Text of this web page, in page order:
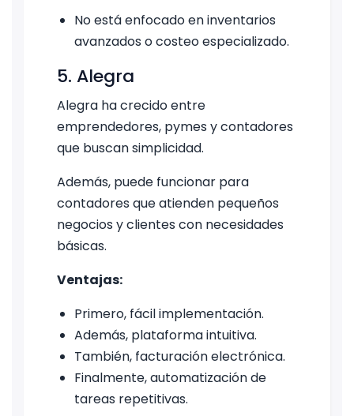
No está enfocado en inventarios
avanzados o costeo especializado.
5. Alegra
Alegra ha crecido entre
emprendedores, pymes y contadores
que buscan simplicidad.
Además, puede funcionar para
contadores que atienden pequeños
negocios y clientes con necesidades
básicas.
Ventajas:
Primero, fácil implementación.
Además, plataforma intuitiva.
También, facturación electrónica.
Finalmente, automatización de
tareas repetitivas.